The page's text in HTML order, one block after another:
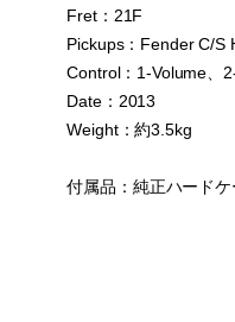
Fret：21F
Pickups：Fender C/S
Control：1-Volume、
Date：2013
Weight：約3.5kg
付属品：純正ハード